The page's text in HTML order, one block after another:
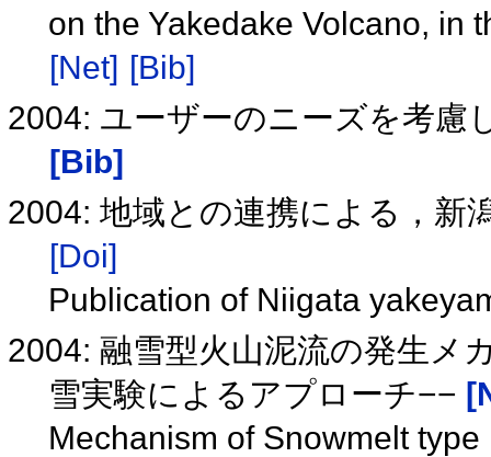
on the Yakedake Volcano, in
[Net] [Bib]
2004: ユーザーのニーズを考
[Bib]
2004: 地域との連携による，新
[Doi]
Publication of Niigata
2004: 融雪型火山泥流の発生メ
雪実験によるアプローチ−−
Mechanism of Snowmelt